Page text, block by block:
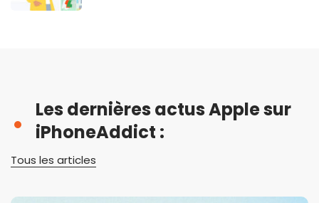
Les dernières actus Apple sur
iPhoneAddict :
Tous les articles